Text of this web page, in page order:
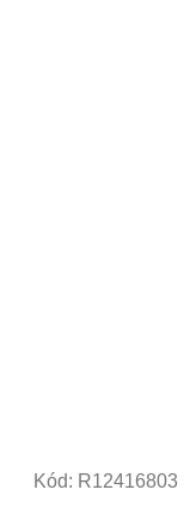
Kód: R12416803